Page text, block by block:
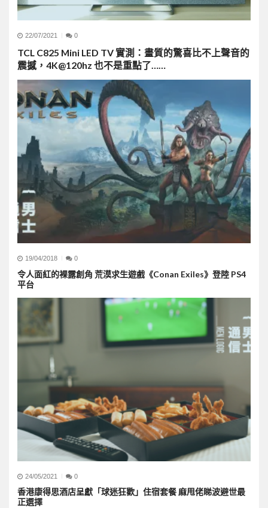
22/07/2021 0
TCL C825 Mini LED TV 實測：畫質的驚喜比不上聲音的
震撼，4K@120hz 也不是重點了……
19/04/2018 0
令人面紅的裸露創角 荒漠求生遊戲《Conan Exiles》登陸 PS4
平台
24/05/2021 0
香港康得思酒店呈獻「球迷狂歡」住宿套餐 麻甩佬睇波避世最
正選擇